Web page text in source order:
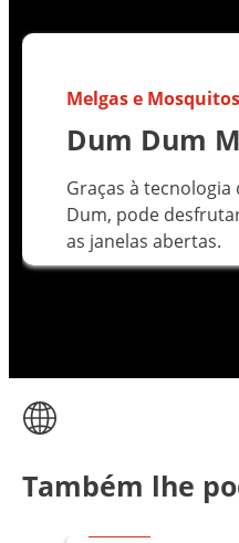
Melgas e Mosquitos
Dum Dum
Graças à tecnologia
Dum, pode
as janelas abertas.
Também lhe